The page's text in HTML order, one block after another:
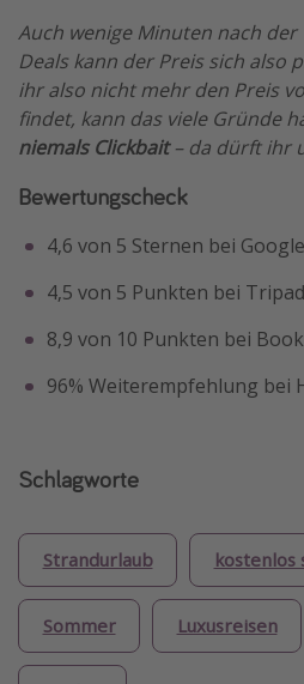
Auch wenige Minuten nach
Deals kann der Preis sich also
ihr also nicht mehr den Preis
findet, kann das viele Gründe
niemals Clickbait– da dürft ihr
Bewertungscheck
4,6 von 5 Sternen bei Google
4,5 von 5 Punkten bei
8,9 von 10 Punkten bei
96% Weiterempfehlung bei
Schlagworte
Strandurlaub
Sommer Luxusreisen